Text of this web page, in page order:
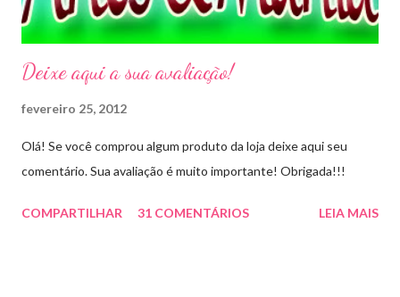
Deixe aqui a sua avaliação!
fevereiro 25, 2012
Olá! Se você comprou algum produto da loja deixe aqui seu
comentário. Sua avaliação é muito importante! Obrigada!!!
COMPARTILHAR 31 COMENTÁRIOS LEIA MAIS